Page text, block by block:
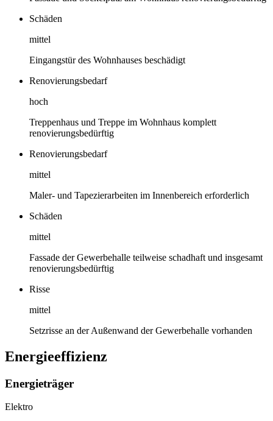
Schäden
mittel
Eingangstür des Wohnhauses beschädigt
Renovierungsbedarf
hoch
Treppenhaus und Treppe im Wohnhaus komplett
renovierungsbedürftig
Renovierungsbedarf
mittel
Maler- und Tapezierarbeiten im Innenbereich erforderlich
Schäden
mittel
Fassade der Gewerbehalle teilweise schadhaft und insgesamt
renovierungsbedürftig
Risse
mittel
Setzrisse an der Außenwand der Gewerbehalle vorhanden
Energieeffizienz
Energieträger
Elektro